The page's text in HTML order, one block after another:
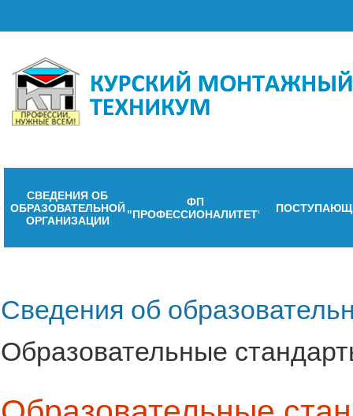
СВЕДЕНИЯ ОБ
ОБРАЗОВАТЕЛЬНОЙ
ОРГАНИЗАЦИИ
ФП
"ПРОФЕССИОНАЛИТЕТ"
Сведения об
Образовательные